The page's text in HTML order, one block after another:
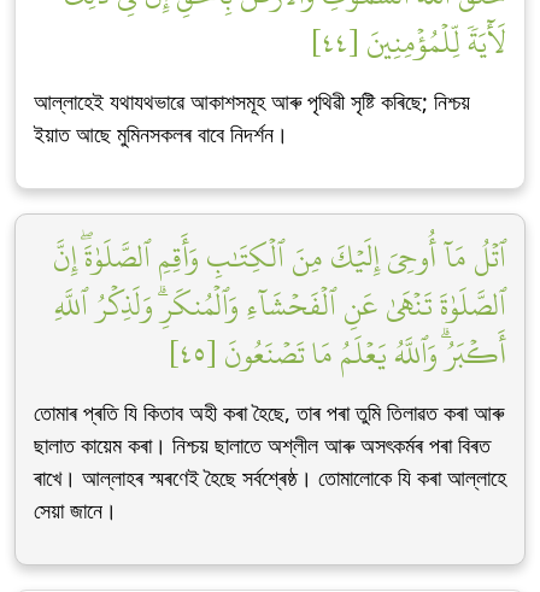
لَأٓيَةٗ لِّلۡمُؤۡمِنِينَ [٤٤]
আল্লাহেই যথাযথভাৱে আকাশসমূহ আৰু পৃথিৱী সৃষ্টি কৰিছে; নিশ্চয়
ইয়াত আছে মুমিনসকলৰ বাবে নিদৰ্শন।
ٱتۡلُ مَآ أُوحِيَ إِلَيۡكَ مِنَ ٱلۡكِتَٰبِ وَأَقِمِ ٱلصَّلَوٰةَۖ إِنَّ
ٱلصَّلَوٰةَ تَنۡهَىٰ عَنِ ٱلۡفَحۡشَآءِ وَٱلۡمُنكَرِۗ وَلَذِكۡرُ ٱللَّهِ
أَكۡبَرُۗ وَٱللَّهُ يَعۡلَمُ مَا تَصۡنَعُونَ [٤٥]
তোমাৰ প্ৰতি যি কিতাব অহী কৰা হৈছে, তাৰ পৰা তুমি তিলাৱত কৰা আৰু
ছালাত কায়েম কৰা। নিশ্চয় ছালাতে অশ্লীল আৰু অসৎকৰ্মৰ পৰা বিৰত
ৰাখে। আল্লাহৰ স্মৰণেই হৈছে সৰ্বশ্ৰেষ্ঠ। তোমালোকে যি কৰা আল্লাহে
সেয়া জানে।